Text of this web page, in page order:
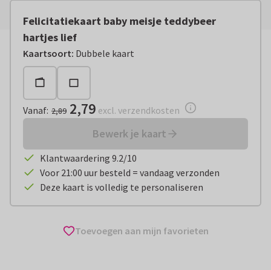
Felicitatiekaart baby meisje teddybeer
hartjes lief
Kaartsoort: Dubbele kaart
Vanaf:€ 2,79 excl. verzendkosten
Vanaf: 2,89 2,79 excl. verzendkosten
Bewerk je kaart
Klantwaardering 9.2/10
Voor 21:00 uur besteld = vandaag verzonden
Deze kaart is volledig te personaliseren
Toevoegen aan mijn favorieten